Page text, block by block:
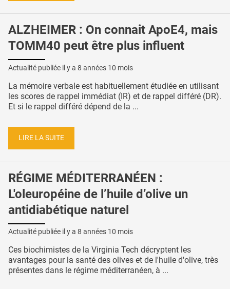
ALZHEIMER : On connait ApoE4, mais
TOMM40 peut être plus influent
Actualité publiée il y a 8 années 10 mois
La mémoire verbale est habituellement étudiée en utilisant
les scores de rappel immédiat (IR) et de rappel différé (DR).
Et si le rappel différé dépend de la ...
LIRE LA SUITE
RÉGIME MÉDITERRANÉEN :
L'oleuropéine de l’huile d’olive un
antidiabétique naturel
Actualité publiée il y a 8 années 10 mois
Ces biochimistes de la Virginia Tech décryptent les
avantages pour la santé des olives et de l'huile d'olive, très
présentes dans le régime méditerranéen, à ...